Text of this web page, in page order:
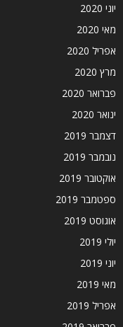
יוני 2020
מאי 2020
אפריל 2020
מרץ 2020
פברואר 2020
ינואר 2020
דצמבר 2019
נובמבר 2019
אוקטובר 2019
ספטמבר 2019
אוגוסט 2019
יולי 2019
יוני 2019
מאי 2019
אפריל 2019